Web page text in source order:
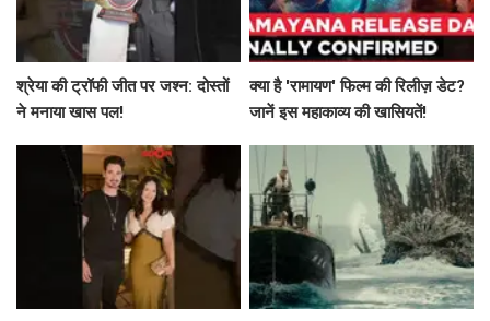
श्रेया की ट्रॉफी जीत पर जश्न: दोस्तों
ने मनाया खास पल!
क्या है 'रामायण' फिल्म की रिलीज़ डेट?
जानें इस महाकाव्य की खासियतें!